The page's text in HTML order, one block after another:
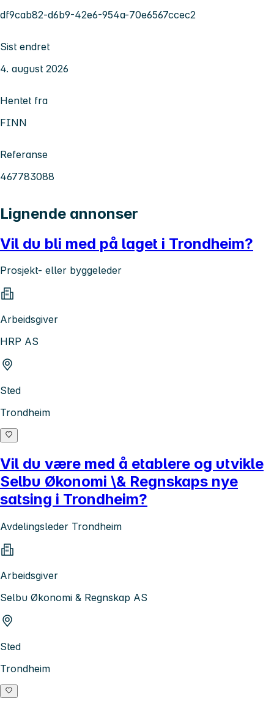
df9cab82-d6b9-42e6-954a-70e6567ccec2
Sist endret
4. august 2026
Hentet fra
FINN
Referanse
467783088
Lignende annonser
Vil du bli med på laget i Trondheim?
Prosjekt- eller byggeleder
Arbeidsgiver
HRP AS
Sted
Trondheim
Vil du være med å etablere og utvikle
Selbu Økonomi \& Regnskaps nye
satsing i Trondheim?
Avdelingsleder Trondheim
Arbeidsgiver
Selbu Økonomi & Regnskap AS
Sted
Trondheim